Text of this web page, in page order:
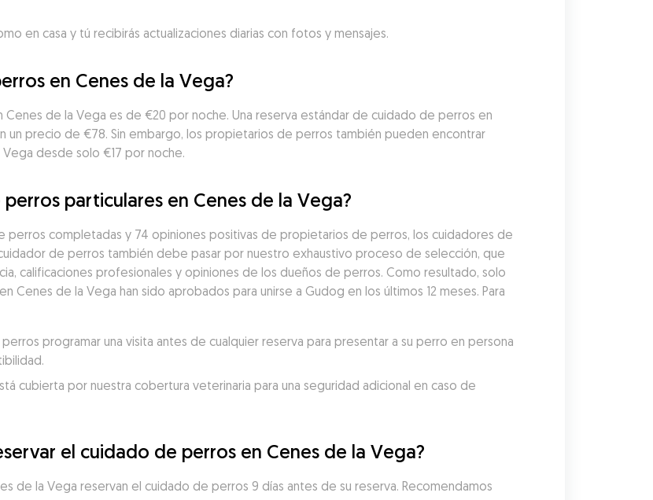
en casa y tú recibirás actualizaciones diarias con fotos y mensajes.
en Cenes de la Vega?
de la Vega es de €20 por noche. Una reserva estándar de cuidado de perros en
un precio de €78. Sin embargo, los propietarios de perros también pueden encontrar
desde solo €17 por noche.
particulares en Cenes de la Vega?
perros completadas y 74 opiniones positivas de propietarios de perros, los cuidadores de
de perros también debe pasar por nuestro exhaustivo proceso de selección, que
calificaciones profesionales y opiniones de los dueños de perros. Como resultado, solo
Cenes de la Vega han sido aprobados para unirse a Gudog en los últimos 12 meses. Para
programar una visita antes de cualquier reserva para presentar a su perro en persona
cubierta por nuestra cobertura veterinaria para una seguridad adicional en caso de
el cuidado de perros en Cenes de la Vega?
de la Vega reservan el cuidado de perros 9 días antes de su reserva. Recomendamos